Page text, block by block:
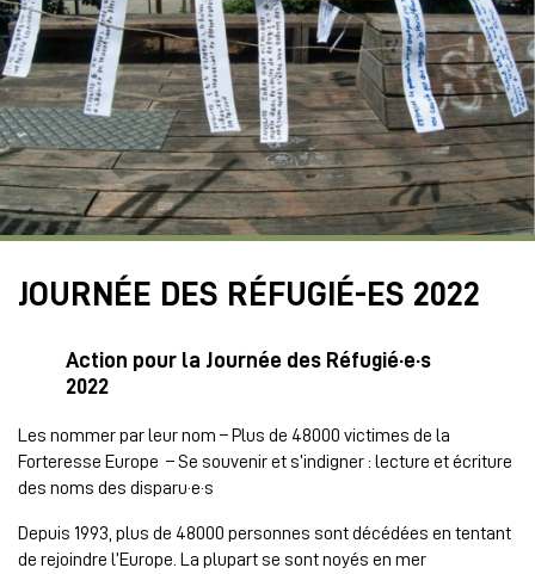
JOURNÉE DES RÉFUGIÉ-ES 2022
Action pour la Journée des Réfugié·e·s
2022
Les nommer par leur nom – Plus de 48000 victimes de la
Forteresse Europe – Se souvenir et s’indigner : lecture et écriture
des noms des disparu·e·s
Depuis 1993, plus de 48000 personnes sont décédées en tentant
de rejoindre l’Europe. La plupart se sont noyés en mer